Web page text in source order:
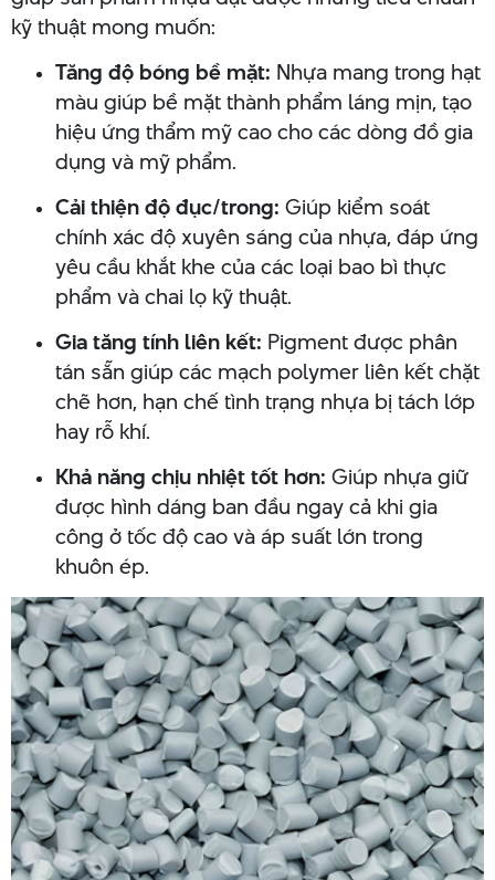
kỹ thuật mong muốn:
Tăng độ bóng bề mặt: Nhựa mang trong hạt
màu giúp bề mặt thành phẩm láng mịn, tạo
hiệu ứng thẩm mỹ cao cho các dòng đồ gia
dụng và mỹ phẩm.
Cải thiện độ đục/trong: Giúp kiểm soát
chính xác độ xuyên sáng của nhựa, đáp ứng
yêu cầu khắt khe của các loại bao bì thực
phẩm và chai lọ kỹ thuật.
Gia tăng tính liên kết: Pigment được phân
tán sẵn giúp các mạch polymer liên kết chặt
chẽ hơn, hạn chế tình trạng nhựa bị tách lớp
hay rỗ khí.
Khả năng chịu nhiệt tốt hơn: Giúp nhựa giữ
được hình dáng ban đầu ngay cả khi gia
công ở tốc độ cao và áp suất lớn trong
khuôn ép.